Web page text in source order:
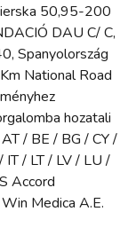
50,95-200
DAU C/ C,
Spanyolország
National Road
hozatali
/ BE / BG / CY /
IT / LT / LV / LU /
Accord
Medica A.E.